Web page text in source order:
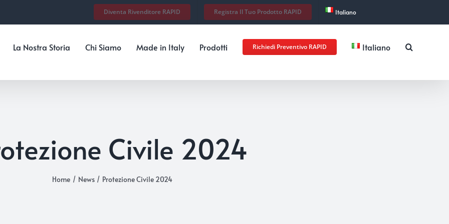
Diventa Rivenditore RAPID Registra Il Tuo Prodotto RAPID Italiano
La Nostra Storia Chi Siamo Made in Italy Prodotti Richiedi Preventivo RAPID Italiano
Civile 2024
Home News Protezione Civile 2024